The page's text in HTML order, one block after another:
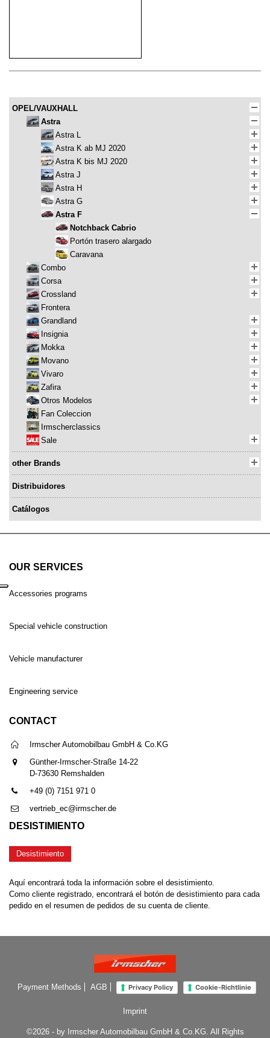
OPEL/VAUXHALL
Astra
Astra L
Astra K ab MJ 2020
Astra K bis MJ 2020
Astra J
Astra H
Astra G
Astra F
Notchback Cabrio
Portón trasero alargado
Caravana
Combo
Corsa
Crossland
Frontera
Grandland
Insignia
Mokka
Movano
Vivaro
Zafira
Otros Modelos
Fan Coleccion
Irmscherclassics
Sale
other Brands
Distribuidores
Catálogos
OUR SERVICES
Accessories programs
Special vehicle construction
Vehicle manufacturer
Engineering service
CONTACT
Irmscher Automobilbau GmbH & Co.KG
Günther-Irmscher-Straße 14-22
D-73630 Remshalden
+49 (0) 7151 971 0
vertrieb_ec@irmscher.de
DESISTIMIENTO
Desistimiento
Aquí encontrará toda la información sobre el desistimiento.
Como cliente registrado, encontrará el botón de desistimiento para cada
pedido en el resumen de pedidos de su cuenta de cliente.
Payment Methods AGB Privacy Policy Cookie-Richtlinie
Imprint
©2026 - by Irmscher Automobilbau GmbH & Co.KG. All Rights